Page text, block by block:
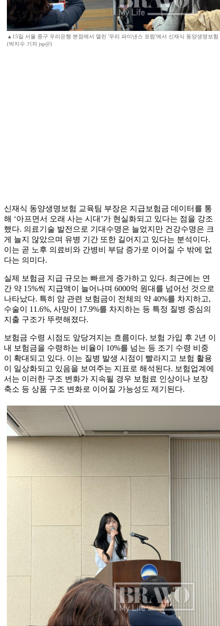
▲15일 서울 중구 우리은행 본점에서 열린 '우리 파이낸스 포럼'에서 신재식 동양생명보
(박지수 기자 jsp@)
신재식 동양생명보험 교육팀 부장은 지급보험금 데이터를 통
해 ‘아프면서 오래 사는 시대’가 현실화되고 있다는 점을 강조
했다. 의료기술 발전으로 기대수명은 늘었지만 건강수명은 크
게 늘지 않았으며 유병 기간 또한 길어지고 있다는 분석이다.
이는 곧 노후 의료비와 간병비 부담 증가로 이어질 수 밖에 없
다는 의미다.
실제 보험금 지급 규모는 빠르게 증가하고 있다. 최근에는 연
간 약 15%씩 지급액이 늘어나며 6000억 원대를 넘어선 것으로
나타났다. 특히 암 관련 보험금이 전체의 약 40%를 차지하고,
수술이 11.6%, 사망이 17.9%를 차지하는 등 특정 질병 중심의
지출 구조가 뚜렷해졌다.
보험금 수령 시점도 앞당겨지는 흐름이다. 보험 가입 후 2년 이
내 보험금을 수령하는 비율이 10%를 넘는 등 조기 수령 비중
이 확대되고 있다. 이는 질병 발생 시점이 빨라지고 보험 활용
이 일상화되고 있음을 보여주는 지표로 해석된다. 보험업계에
서는 이러한 구조 변화가 지속될 경우 보험료 인상이나 보장
축소 등 상품 구조 변화로 이어질 가능성도 제기된다.